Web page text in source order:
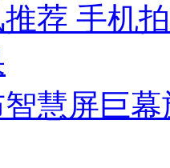
荐 手机
慧屏巨